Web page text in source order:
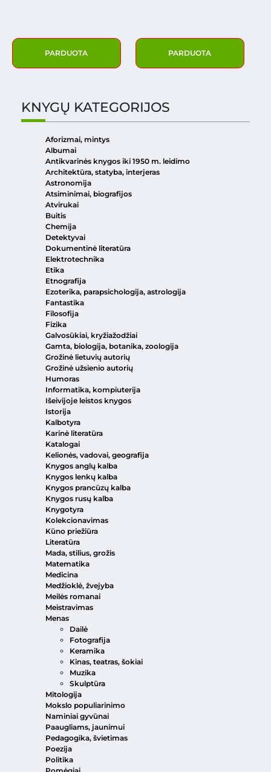
PARDUOTA PARDUOTA
KNYGŲ KATEGORIJOS
Aforizmai, mintys
Albumai
Antikvarinės knygos iki 1950 m. leidimo
Architektūra, statyba, interjeras
Astronomija
Atsiminimai, biografijos
Atvirukai
Buitis
Chemija
Detektyvai
Dokumentinė literatūra
Elektrotechnika
Etika
Etnografija
Ezoterika, parapsichologija, astrologija
Fantastika
Filosofija
Fizika
Galvosūkiai, kryžiažodžiai
Gamta, biologija, botanika, zoologija
Grožinė lietuvių autorių
Grožinė užsienio autorių
Humoras
Informatika, kompiuterija
Išeivijoje leistos knygos
Istorija
Kalbotyra
Karinė literatūra
Katalogai
Kelionės, vadovai, geografija
Knygos anglų kalba
Knygos lenkų kalba
Knygos prancūzų kalba
Knygos rusų kalba
Knygotyra
Kolekcionavimas
Kūno priežiūra
Literatūra
Mada, stilius, grožis
Matematika
Medicina
Medžioklė, žvejyba
Meilės romanai
Meistravimas
Menas
Dailė
Fotografija
Keramika
Kinas, teatras, šokiai
Muzika
Skulptūra
Mitologija
Mokslo populiarinimo
Naminiai gyvūnai
Paaugliams, jaunimui
Pedagogika, švietimas
Poezija
Politika